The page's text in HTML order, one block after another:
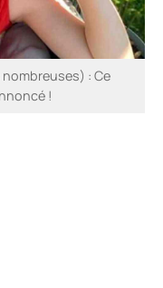
: Ce
!